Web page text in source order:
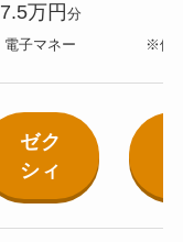
7.5万円 分
電子マネー
※価
ゼク
シィ